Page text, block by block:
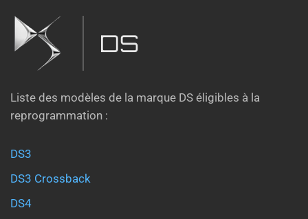
DS
Liste des modèles de la marque DS éligibles à la
reprogrammation :
DS3
DS3 Crossback
DS4